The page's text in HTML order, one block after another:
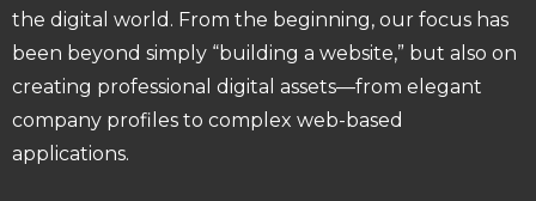
the digital world. From the beginning, our focus has
been beyond simply “building a website,” but also on
creating professional digital assets—from elegant
company profiles to complex web-based
applications.